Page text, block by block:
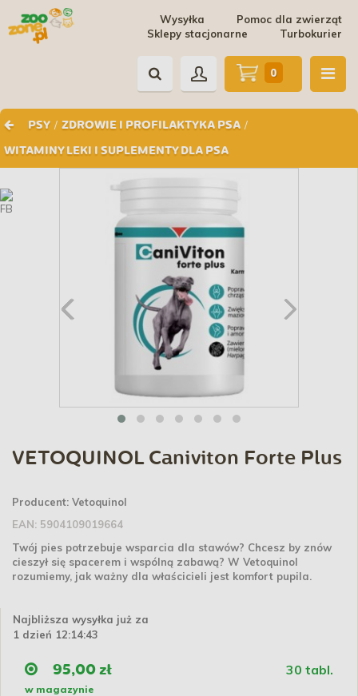
Pomoc dla zwierząt
Wysyłka
Turbokurier
Sklepy stacjonarne
PSY / ZDROWIE I PROFILAKTYKA PSA /
WITAMINY LEKI I SUPLEMENTY DLA PSA
0
VETOQUINOL Caniviton Forte Plus
Producent: Vetoquinol
EAN: 5904109019664
Twój pies potrzebuje wsparcia dla stawów? Chcesz by znów
cieszył się spacerem i wspólną zabawą? W Vetoquinol
rozumiemy, jak ważny dla właścicieli jest komfort pupila.
Najbliższa wysyłka już za
1 dzień 12:14:43
95,00 zł 30 tabl.
w magazynie